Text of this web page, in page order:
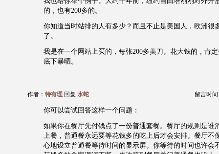
的，也有200多的。
你知道当时站排的人有多少？而且不止是美国人，欧洲很
了。
我是在一个网站上买的，每张200多美刀。花大钱的，肯
底下暴晒。
作者： 特有理 回复 水蛇 留言时间
你可以尝试回答这样一个问题：
如果你在餐厅先付钱点了一份普通套餐。餐厅的规则是谁
上餐，普通餐永远要等花钱多的吃上后才会安排。餐厅不
心地设立普通餐等待时间的显示屏。你等待的时间也许会